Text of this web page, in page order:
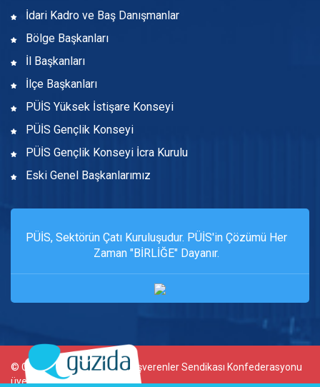
İdari Kadro ve Baş Danışmanlar
Bölge Başkanları
İl Başkanları
İlçe Başkanları
PÜİS Yüksek İstişare Konseyi
PÜİS Gençlik Konseyi
PÜİS Gençlik Konseyi İcra Kurulu
Eski Genel Başkanlarımız
PÜİS, Sektörün Çatı Kuruluşudur. PÜİS'in Çözümü Her
Zaman "BİRLİĞE" Dayanır.
© Copyright - PÜİS, Türkiye İşverenler Sendikası Konfederasyonu
üyesidir. Tüm Hakları Saklıdır.